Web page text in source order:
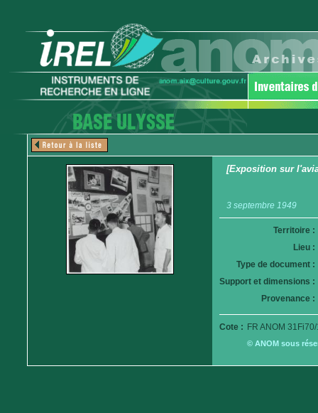
[Exposition sur
3 septembre 1949
Territoire :
Lieu :
Type de document :
Support et dimensions :
Provenance :
Cote : FR ANOM
© ANOM sous